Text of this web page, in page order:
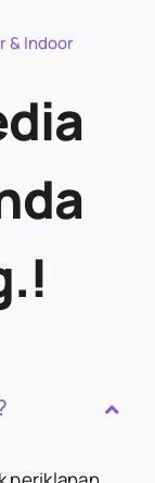
& Indoor